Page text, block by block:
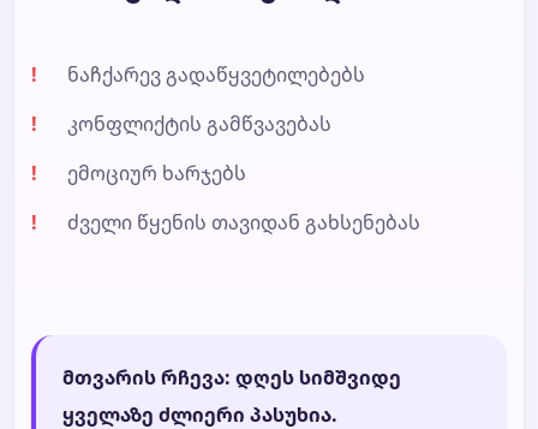
ნაჩქარევ გადაწყვეტილებებს
კონფლიქტის გამწვავებას
ემოციურ ხარჯებს
ძველი წყენის თავიდან გახსენებას
მთვარის რჩევა: დღეს სიმშვიდე
ყველაზე ძლიერი პასუხია.